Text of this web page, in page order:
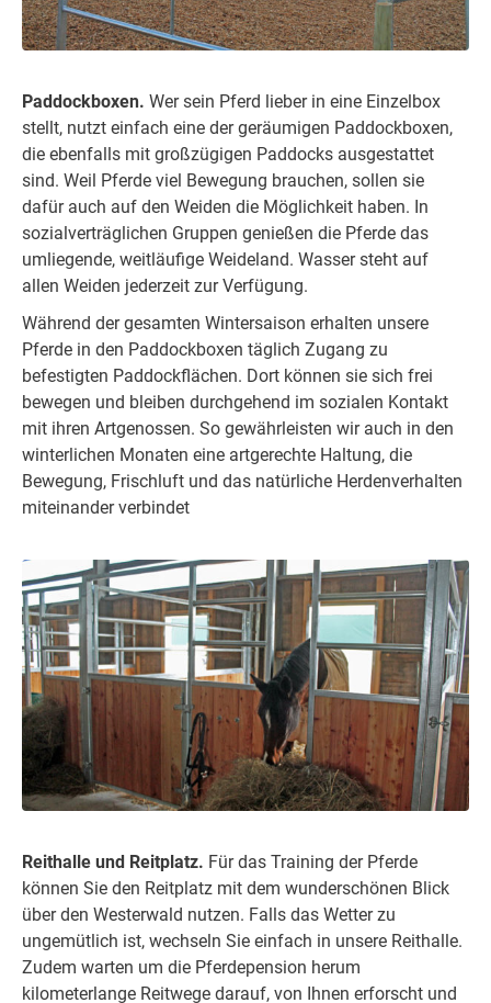
Paddockboxen. Wer sein Pferd lieber in eine Einzelbox
stellt, nutzt einfach eine der geräumigen Paddockboxen,
die ebenfalls mit großzügigen Paddocks ausgestattet
sind. Weil Pferde viel Bewegung brauchen, sollen sie
dafür auch auf den Weiden die Möglichkeit haben. In
sozialverträglichen Gruppen genießen die Pferde das
umliegende, weitläufige Weideland. Wasser steht auf
allen Weiden jederzeit zur Verfügung.
Während der gesamten Wintersaison erhalten unsere
Pferde in den Paddockboxen täglich Zugang zu
befestigten Paddockflächen. Dort können sie sich frei
bewegen und bleiben durchgehend im sozialen Kontakt
mit ihren Artgenossen. So gewährleisten wir auch in den
winterlichen Monaten eine artgerechte Haltung, die
Bewegung, Frischluft und das natürliche Herdenverhalten
miteinander verbindet
Reithalle und Reitplatz. Für das Training der Pferde
können Sie den Reitplatz mit dem wunderschönen Blick
über den Westerwald nutzen. Falls das Wetter zu
ungemütlich ist, wechseln Sie einfach in unsere Reithalle.
Zudem warten um die Pferdepension herum
kilometerlange Reitwege darauf, von Ihnen erforscht und